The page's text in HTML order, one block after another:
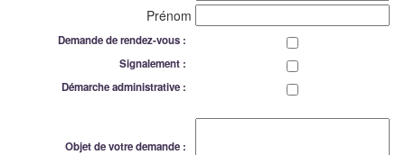
Prénom
Demande de rendez-vous :
Signalement :
Démarche administrative :
Objet de votre demande :